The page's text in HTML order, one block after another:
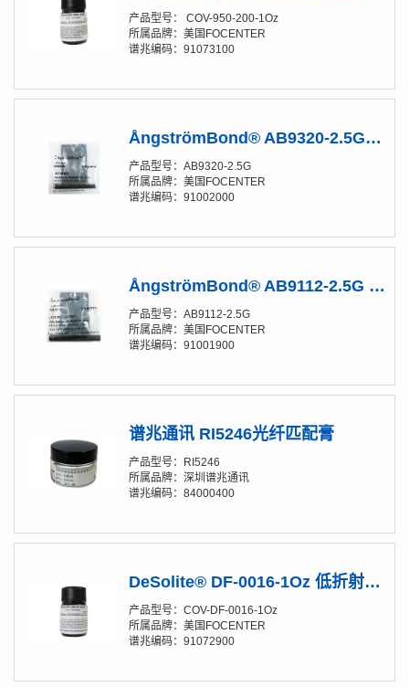
产品型号： COV-950-200-1Oz
所属品牌：美国FOCENTER
谱兆编码：91073100
ÅngströmBond® AB9320-2.5G 双组份热固化胶水
产品型号：AB9320-2.5G
所属品牌：美国FOCENTER
谱兆编码：91002000
ÅngströmBond® AB9112-2.5G 常温固化胶水
产品型号：AB9112-2.5G
所属品牌：美国FOCENTER
谱兆编码：91001900
谱兆通讯 RI5246光纤匹配膏
产品型号：RI5246
所属品牌：深圳谱兆通讯
谱兆编码：84000400
DeSolite® DF-0016-1Oz 低折射率胶/光纤涂覆胶水
产品型号：COV-DF-0016-1Oz
所属品牌：美国FOCENTER
谱兆编码：91072900